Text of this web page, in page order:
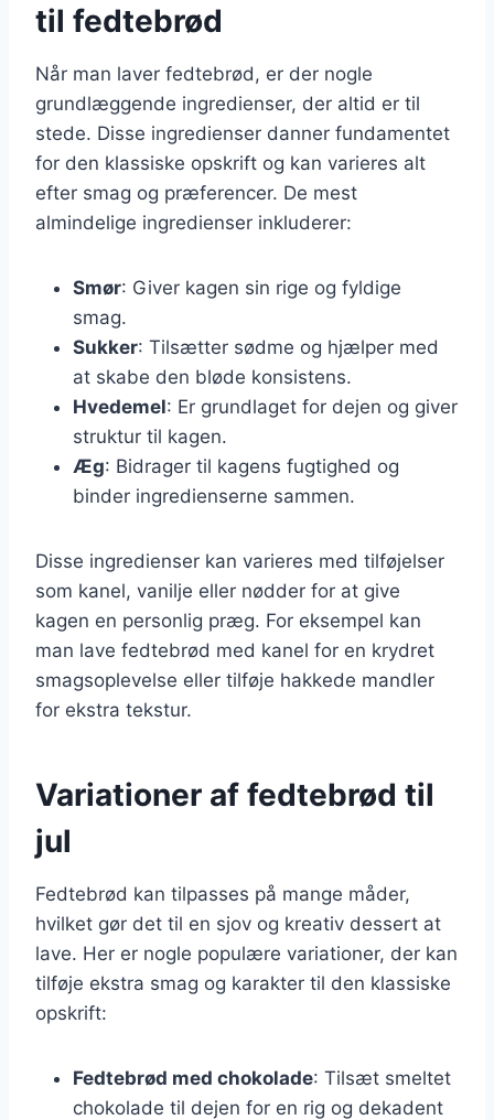
til fedtebrød
Når man laver fedtebrød, er der nogle
grundlæggende ingredienser, der altid er til
stede. Disse ingredienser danner fundamentet
for den klassiske opskrift og kan varieres alt
efter smag og præferencer. De mest
almindelige ingredienser inkluderer:
Smør: Giver kagen sin rige og fyldige
smag.
Sukker: Tilsætter sødme og hjælper med
at skabe den bløde konsistens.
Hvedemel: Er grundlaget for dejen og giver
struktur til kagen.
Æg: Bidrager til kagens fugtighed og
binder ingredienserne sammen.
Disse ingredienser kan varieres med tilføjelser
som kanel, vanilje eller nødder for at give
kagen en personlig præg. For eksempel kan
man lave fedtebrød med kanel for en krydret
smagsoplevelse eller tilføje hakkede mandler
for ekstra tekstur.
Variationer af fedtebrød til
jul
Fedtebrød kan tilpasses på mange måder,
hvilket gør det til en sjov og kreativ dessert at
lave. Her er nogle populære variationer, der kan
tilføje ekstra smag og karakter til den klassiske
opskrift:
Fedtebrød med chokolade: Tilsæt smeltet
chokolade til dejen for en rig og dekadent